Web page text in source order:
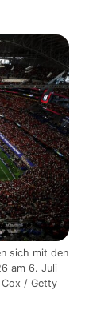
sich mit den
am 6. Juli
Cox / Getty